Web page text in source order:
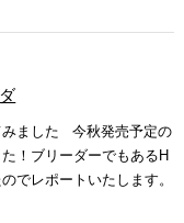
みました 今秋発売予定の
！ブリーダーでもあるH
でレポートいたします。